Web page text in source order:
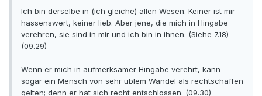
Ich bin derselbe in (ich gleiche) allen Wesen. Keiner ist mir
hassenswert, keiner lieb. Aber jene, die mich in Hingabe
verehren, sie sind in mir und ich bin in ihnen. (Siehe 7.18)
(09.29)
Wenn er mich in aufmerksamer Hingabe verehrt, kann
sogar ein Mensch von sehr üblem Wandel als rechtschaffen
gelten; denn er hat sich recht entschlossen. (09.30)